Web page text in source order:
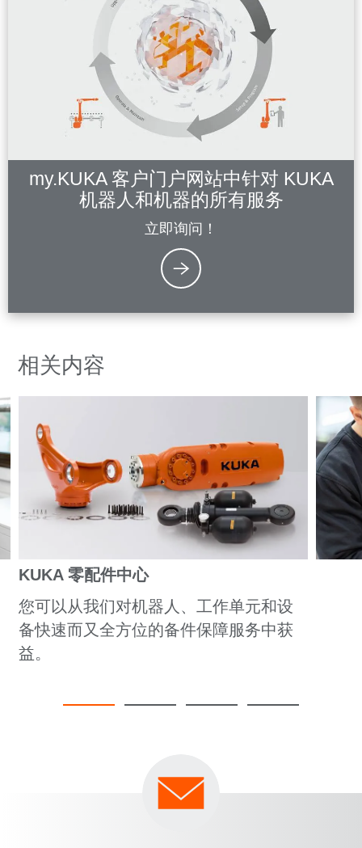
my.KUKA 客户门户网站中针对 KUKA
机器人和机器的所有服务
立即询问！
相关内容
KUKA 零配件中心
您可以从我们对机器人、工作单元和设
备快速而又全方位的备件保障服务中获
益。